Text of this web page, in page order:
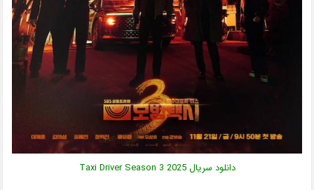
دانلود سریال Taxi Driver Season 3 2025